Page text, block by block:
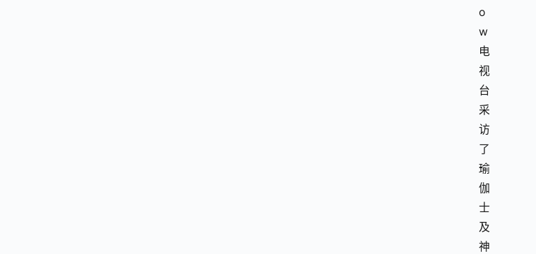
o
w
电
视
台
采
访
了
瑜
伽
士
及
神